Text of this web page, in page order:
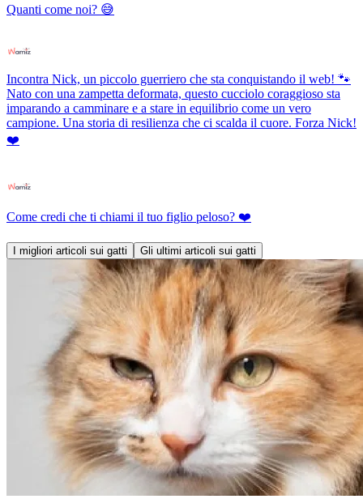
Quanti come noi? 😅
Incontra Nick, un piccolo guerriero che sta conquistando il web! 🐾
Nato con una zampetta deformata, questo cucciolo coraggioso sta
imparando a camminare e a stare in equilibrio come un vero
campione. Una storia di resilienza che ci scalda il cuore. Forza Nick!
❤️
Come credi che ti chiami il tuo figlio peloso? ❤️
I migliori articoli sui gatti Gli ultimi articoli sui gatti